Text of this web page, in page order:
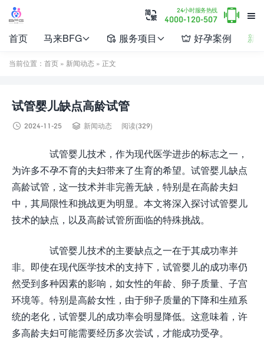

24小时服务热线
4000-120-507 

首页 马来BFG  服务项目   好孕案例 新
当前位置： 首页 » 新闻动态 » 正文
试管婴儿缺点高龄试管
 2024-11-25  新闻动态 阅读(329)
试管婴儿技术，作为现代医学进步的标志之一，
为许多不孕不育的夫妇带来了生育的希望。试管婴儿缺点
高龄试管，这一技术并非完善无缺，特别是在高龄夫妇
中，其局限性和挑战更为明显。本文将深入探讨试管婴儿
技术的缺点，以及高龄试管所面临的特殊挑战。
试管婴儿技术的主要缺点之一在于其成功率并
非。即使在现代医学技术的支持下，试管婴儿的成功率仍
然受到多种因素的影响，如女性的年龄、卵子质量、子宫
环境等。特别是高龄女性，由于卵子质量的下降和生殖系
统的老化，试管婴儿的成功率会明显降低。这意味着，许
多高龄夫妇可能需要经历多次尝试，才能成功受孕。